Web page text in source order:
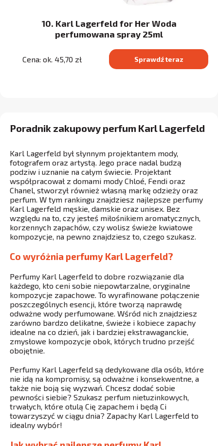
10. Karl Lagerfeld for Her Woda
perfumowana spray 25ml
Cena: ok. 45,70 zł Sprawdź teraz
Poradnik zakupowy perfum Karl Lagerfeld
Karl Lagerfeld był słynnym projektantem mody,
fotografem oraz artystą. Jego prace nadal budzą
podziw i uznanie na całym świecie. Projektant
współpracował z domami mody Chloé, Fendi oraz
Chanel, stworzył również własną markę odzieży oraz
perfum. W tym rankingu znajdziesz najlepsze perfumy
Karl Lagerfeld męskie, damskie oraz unisex. Bez
względu na to, czy jesteś miłośnikiem aromatycznych,
korzennych zapachów, czy wolisz świeże kwiatowe
kompozycje, na pewno znajdziesz to, czego szukasz.
Co wyróżnia perfumy Karl Lagerfeld?
Perfumy Karl Lagerfeld to dobre rozwiązanie dla
każdego, kto ceni sobie niepowtarzalne, oryginalne
kompozycje zapachowe. To wyrafinowane połączenie
poszczególnych esencji, które tworzą naprawdę
odważne wody perfumowane. Wśród nich znajdziesz
zarówno bardzo delikatne, świeże i kobiece zapachy
idealne na co dzień, jak i bardziej ekstrawaganckie,
zmysłowe kompozycje obok, których trudno przejść
obojętnie.
Perfumy Karl Lagerfeld są dedykowane dla osób, które
nie idą na kompromisy, są odważne i konsekwentne, a
także nie boją się wyzwań. Chcesz dodać sobie
pewności siebie? Szukasz perfum nietuzinkowych,
trwałych, które otulą Cię zapachem i będą Ci
towarzyszyć w ciągu dnia? Zapachy Karl Lagerfeld to
idealny wybór!